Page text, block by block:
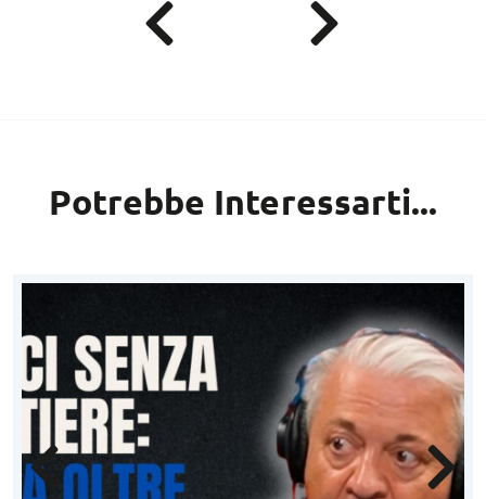
Potrebbe Interessarti...